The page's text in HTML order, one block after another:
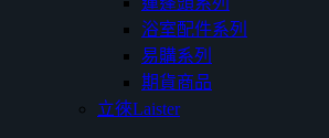
浴室配件系列
易購系列
期貨商品
立徠Laister